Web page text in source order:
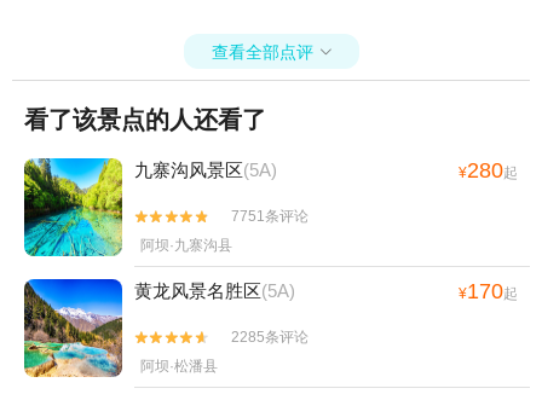
查看全部点评 
看了该景点的人还看了
九寨沟风景区(5A) ¥280起


7751条评论
阿坝·九寨沟县
黄龙风景名胜区(5A) ¥170起


2285条评论
阿坝·松潘县